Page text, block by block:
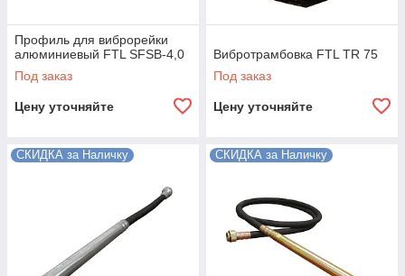
Профиль для виброрейки
алюминиевый FTL SFSB-4,0
Под заказ
Цену уточняйте
Вибротрамбовка FTL TR 75
Под заказ
Цену уточняйте
СКИДКА за Наличку СКИДКА за Наличку